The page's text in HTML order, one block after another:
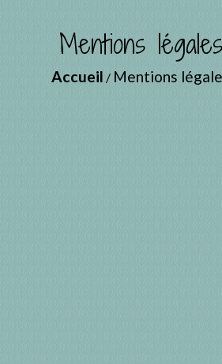
Mentions légales
Accueil / Mentions